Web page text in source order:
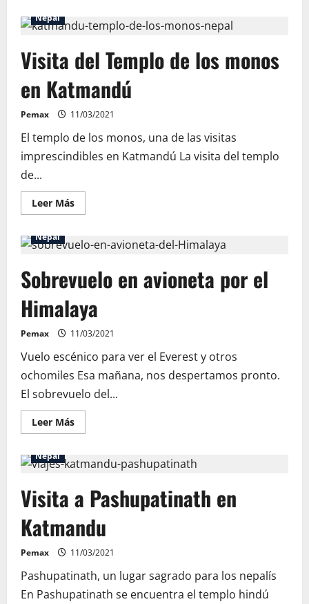
Visita
de
estupa
de
Boudhanath
Katmandú
Nepal
Visita del Templo de los monos
en Katmandú
Pemax 11/03/2021
El templo de los monos, una de las visitas
imprescindibles en Katmandú La visita del templo
de...
Leer MásLeer
más
Visita
del
los
monos
Katmandú
Nepal
Sobrevuelo en avioneta por el
Himalaya
Pemax 11/03/2021
Vuelo escénico para ver el Everest y otros
ochomiles Esa mañana, nos despertamos pronto.
El sobrevuelo del...
Leer MásLeer
más
Sobrevuelo
en
el
Himalaya
Nepal
Visita a Pashupatinath en
Katmandu
Pemax 11/03/2021
Pashupatinath, un lugar sagrado para los nepalís
En Pashupatinath se encuentra el templo hindú